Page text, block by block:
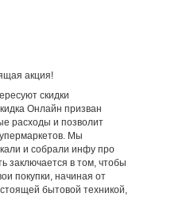
акция!
скидки
Онлайн призван
расходы и позволит
Мы
и собрали инфу про
заключается в том, чтобы
покупки, начиная от
бытовой техникой,